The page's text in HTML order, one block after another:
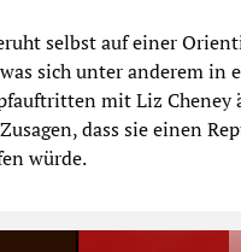
selbst auf einer
sich unter anderem in
mit Liz Cheney
dass sie einen
würde.